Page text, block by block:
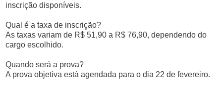
inscrição disponíveis.
Qual é a taxa de inscrição?
As taxas variam de R$ 51,90 a R$ 76,90, dependendo do
cargo escolhido.
Quando será a prova?
A prova objetiva está agendada para o dia 22 de fevereiro.